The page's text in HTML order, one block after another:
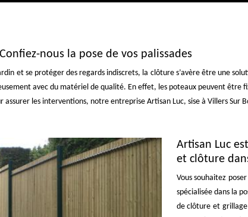
nous la pose de vos palissades
et se protéger des regards indiscrets, la clôture s’avère être une
avec du matériel de qualité. En effet, les poteaux peuvent être
assurer les interventions, notre entreprise Artisan Luc, sise à Villers Sur
Artisan Luc
et clôture
Vous souhaitez
spécialisée dans la
de clôture et